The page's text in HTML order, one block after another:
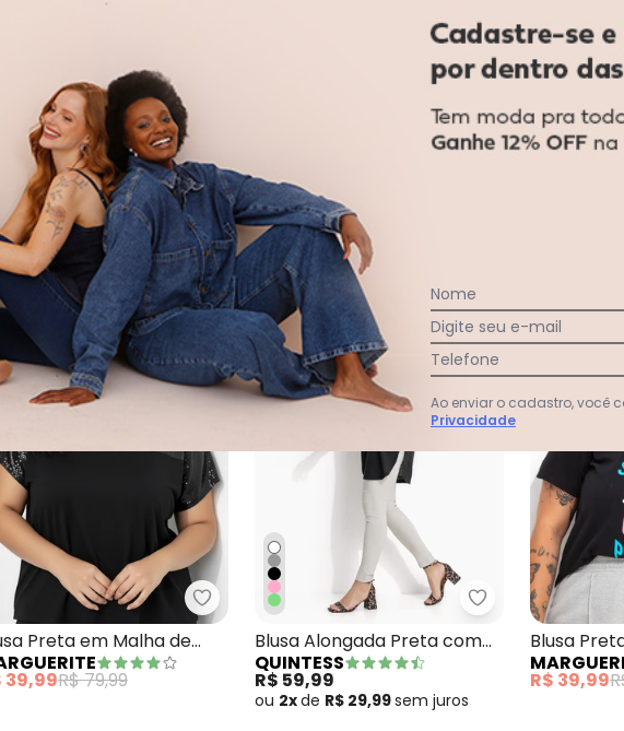
Comentário:
Ver todas as avaliações
- Blusa Preta em Malha com Bordados de Coração
Marguerite - Blusa Preta em Malha de Viscose
Preta em Malha de
com Paetê
39,99R$ 79,99
Quintess -
Blusa Alongada Preta com
Barra Arrendondada
QUINTESS
R$ 59,99
ou 2xde R$ 29,99sem juros
Blusa
Algodão
R$ 39,99
Nome
Digite seu e-mail
Telefone
Ao enviar o cadastro, você
Privacidade